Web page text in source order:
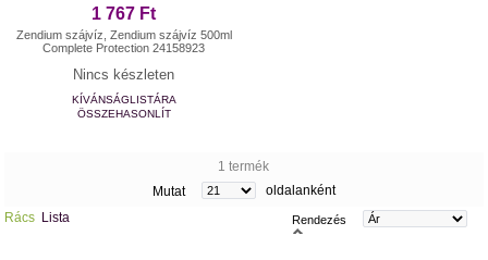
1 767 Ft
Zendium szájvíz, Zendium szájvíz 500ml
Complete Protection 24158923
Nincs készleten
KÍVÁNSÁGLISTÁRA
ÖSSZEHASONLÍT
1 termék
Mutat
oldalanként
Rács Lista Rendezés